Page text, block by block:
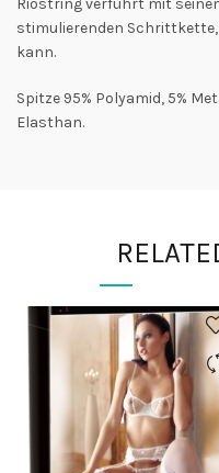
Riostring verführt mit
stimulierenden
kann.
Spitze 95% Polyamid, 5%
Elasthan.